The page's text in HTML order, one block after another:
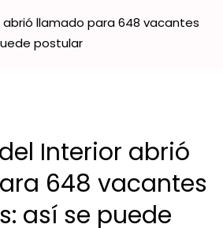
abrió llamado para 648 vacantes
postular
Interior abrió
648 vacantes
así se puede